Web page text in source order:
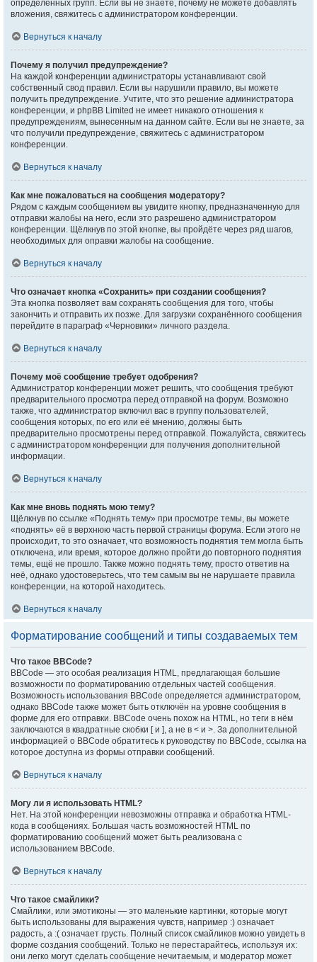
определённых групп. Если вы не знаете, почему не можете добавлять
вложения, свяжитесь с администратором конференции.
Вернуться к началу
Почему я получил предупреждение?
На каждой конференции администраторы устанавливают свой
собственный свод правил. Если вы нарушили правило, вы можете
получить предупреждение. Учтите, что это решение администратора
конференции, и phpBB Limited не имеет никакого отношения к
предупреждениям, вынесенным на данном сайте. Если вы не знаете, за
что получили предупреждение, свяжитесь с администратором
конференции.
Вернуться к началу
Как мне пожаловаться на сообщения модератору?
Рядом с каждым сообщением вы увидите кнопку, предназначенную для
отправки жалобы на него, если это разрешено администратором
конференции. Щёлкнув по этой кнопке, вы пройдёте через ряд шагов,
необходимых для оправки жалобы на сообщение.
Вернуться к началу
Что означает кнопка «Сохранить» при создании сообщения?
Эта кнопка позволяет вам сохранять сообщения для того, чтобы
закончить и отправить их позже. Для загрузки сохранённого сообщения
перейдите в параграф «Черновики» личного раздела.
Вернуться к началу
Почему моё сообщение требует одобрения?
Администратор конференции может решить, что сообщения требуют
предварительного просмотра перед отправкой на форум. Возможно
также, что администратор включил вас в группу пользователей,
сообщения которых, по его или её мнению, должны быть
предварительно просмотрены перед отправкой. Пожалуйста, свяжитесь
с администратором конференции для получения дополнительной
информации.
Вернуться к началу
Как мне вновь поднять мою тему?
Щёлкнув по ссылке «Поднять тему» при просмотре темы, вы можете
«поднять» её в верхнюю часть первой страницы форума. Если этого не
происходит, то это означает, что возможность поднятия тем могла быть
отключена, или время, которое должно пройти до повторного поднятия
темы, ещё не прошло. Также можно поднять тему, просто ответив на
неё, однако удостоверьтесь, что тем самым вы не нарушаете правила
конференции, на которой находитесь.
Вернуться к началу
Форматирование сообщений и типы создаваемых тем
Что такое BBCode?
BBCode — это особая реализация HTML, предлагающая большие
возможности по форматированию отдельных частей сообщения.
Возможность использования BBCode определяется администратором,
однако BBCode также может быть отключён на уровне сообщения в
форме для его отправки. BBCode очень похож на HTML, но теги в нём
заключаются в квадратные скобки [ и ], а не в < и >. За дополнительной
информацией о BBCode обратитесь к руководству по BBCode, ссылка на
которое доступна из формы отправки сообщений.
Вернуться к началу
Могу ли я использовать HTML?
Нет. На этой конференции невозможны отправка и обработка HTML-
кода в сообщениях. Большая часть возможностей HTML по
форматированию сообщений может быть реализована с
использованием BBCode.
Вернуться к началу
Что такое смайлики?
Смайлики, или эмотиконы — это маленькие картинки, которые могут
быть использованы для выражения чувств, например :) означает
радость, а :( означает грусть. Полный список смайликов можно увидеть в
форме создания сообщений. Только не перестарайтесь, используя их:
они легко могут сделать сообщение нечитаемым, и модератор может